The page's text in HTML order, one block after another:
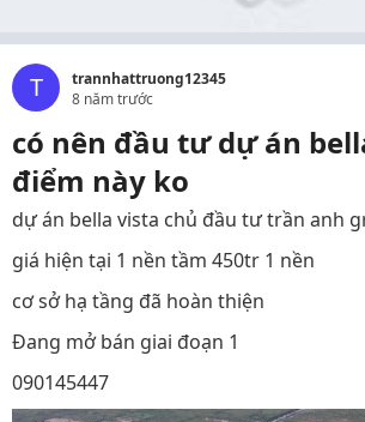
T
trannhattruong12345
8 năm trước
có nên đầu tư dự án
điểm này ko
dự án bella vista chủ đầu tư trần anh
giá hiện tại 1 nền tầm 450tr 1 nền
cơ sở hạ tầng đã hoàn thiện
Đang mở bán giai đoạn 1
090145447